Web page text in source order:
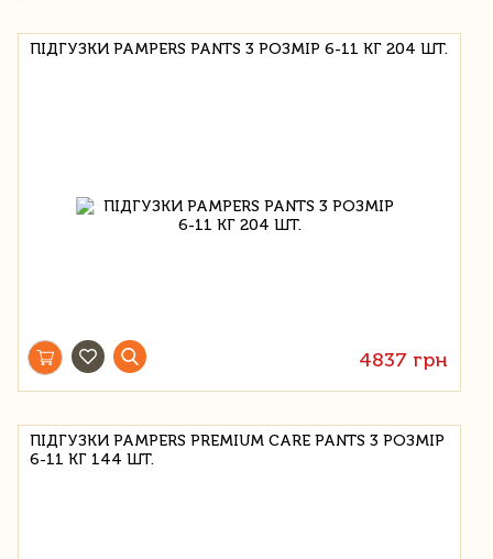
ПІДГУЗКИ PAMPERS PANTS 3 РОЗМІР 6-11 КГ 204 ШТ.
4837 грн
ПІДГУЗКИ PAMPERS PREMIUM CARE PANTS 3 РОЗМІР
6-11 КГ 144 ШТ.